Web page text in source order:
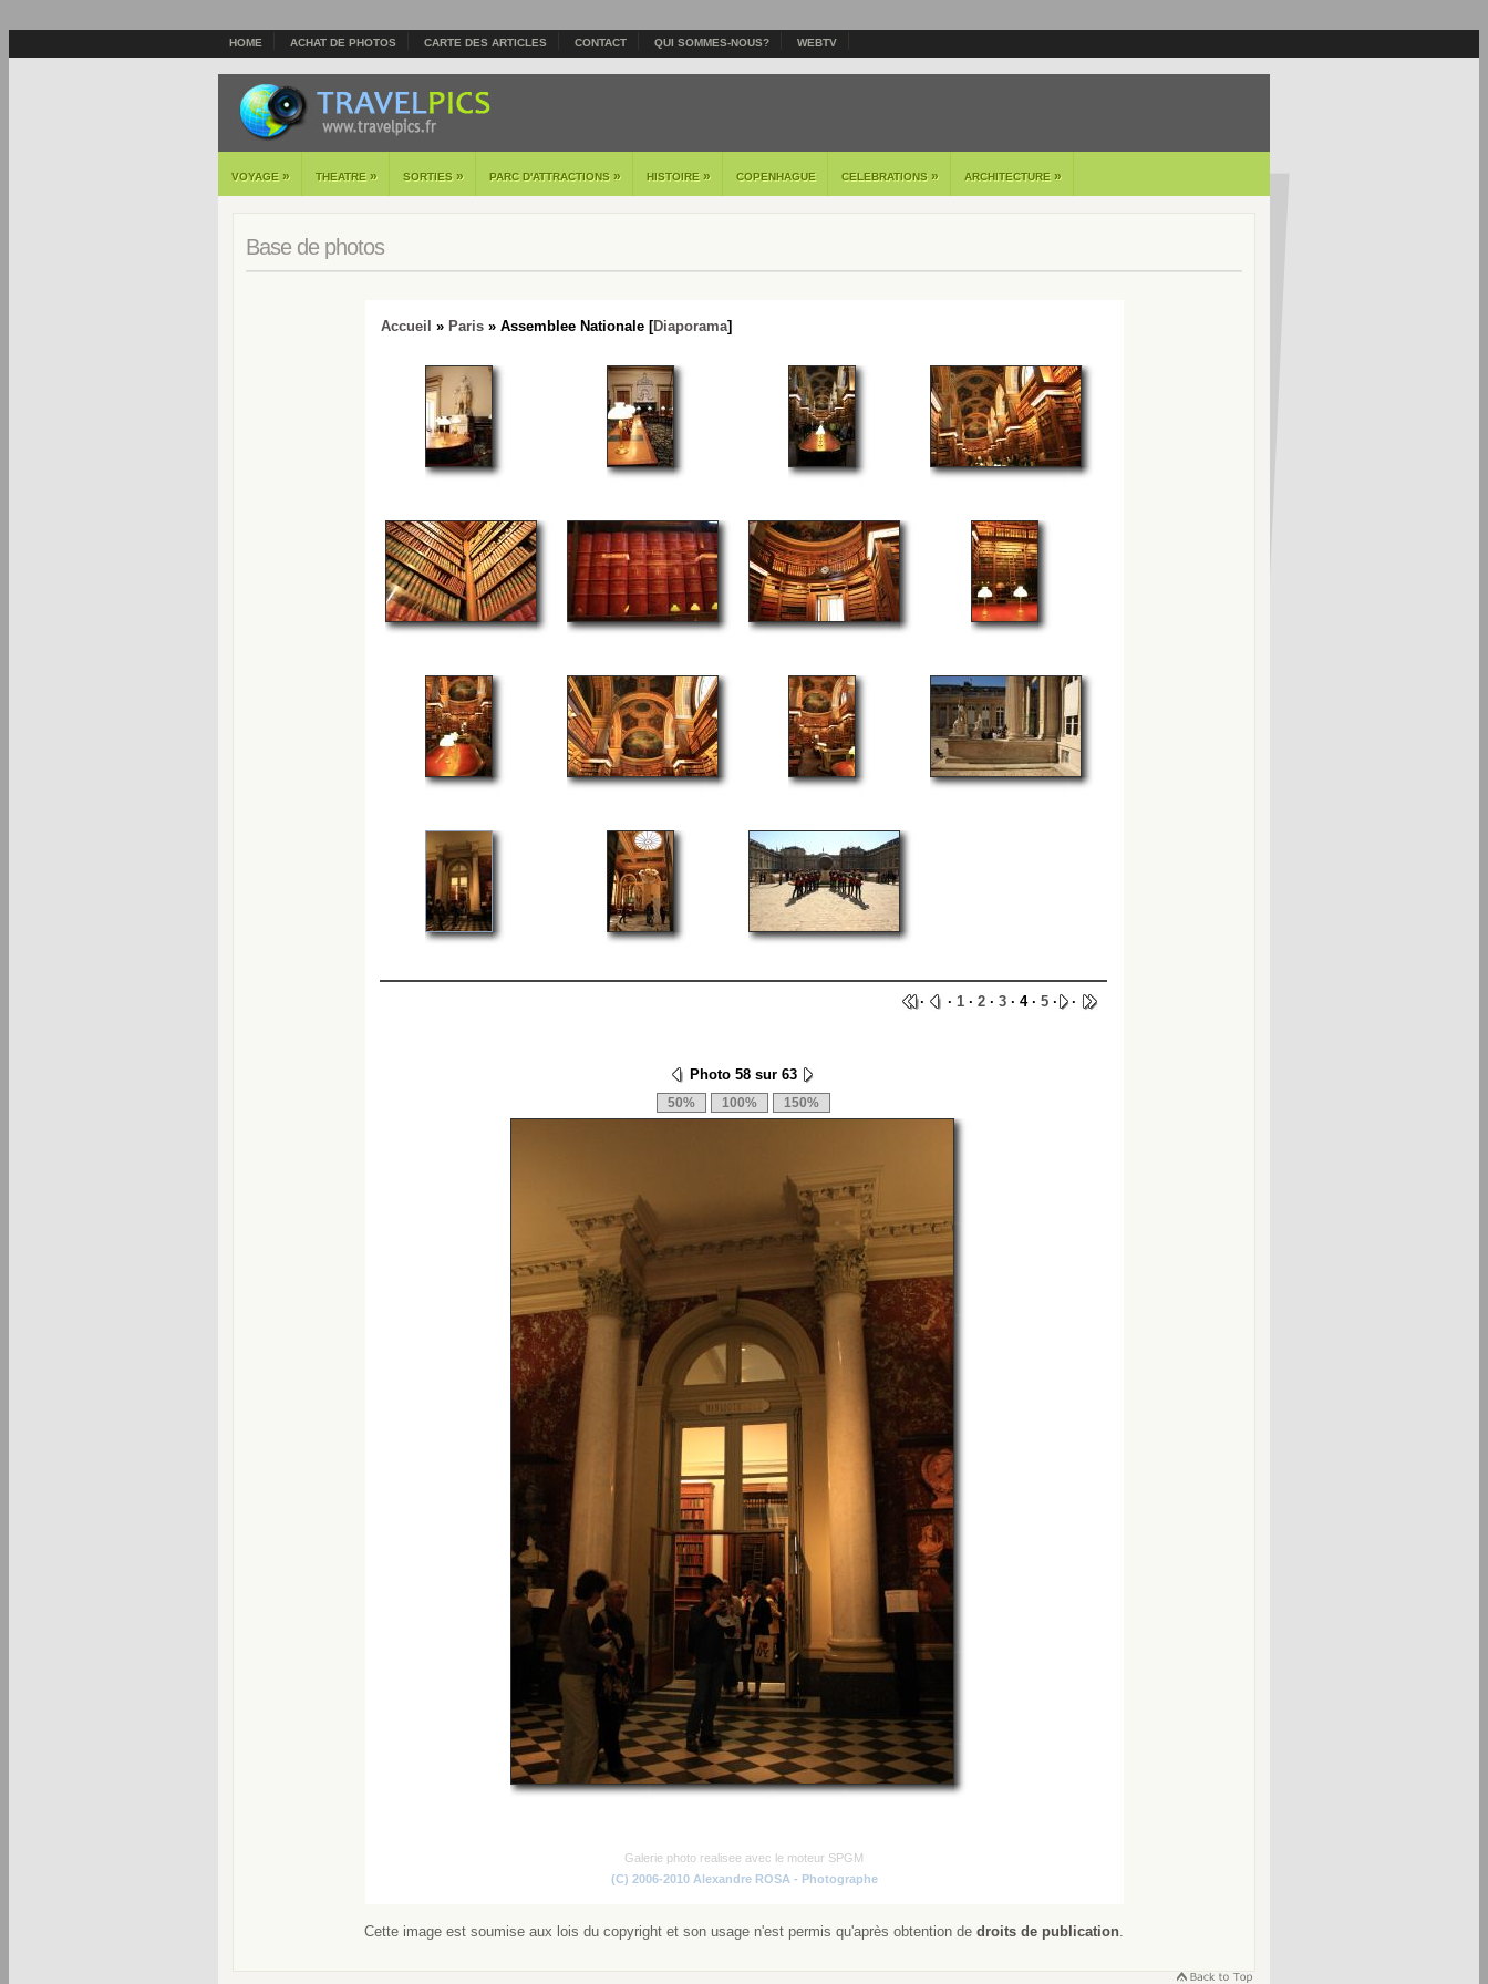
HOME ACHAT DE PHOTOS CARTE DES ARTICLES CONTACT QUI SOMMES-NOUS? WEBTV
VOYAGE » THEATRE » SORTIES » PARC D'ATTRACTIONS » HISTOIRE » COPENHAGUE CELEBRATIONS » ARCHITECTURE »
Base de photos
Accueil » Paris» Assemblee Nationale [Diaporama]
· · 1· 2· 3· 4 · 5· ·
Photo 58 sur 63
Galerie photo realisee avec le moteur SPGM
(C) 2006-2010 Alexandre ROSA - Photographe
Cette image est soumise aux lois du copyright et son usage n'est permis qu'après obtention de droits de publication.